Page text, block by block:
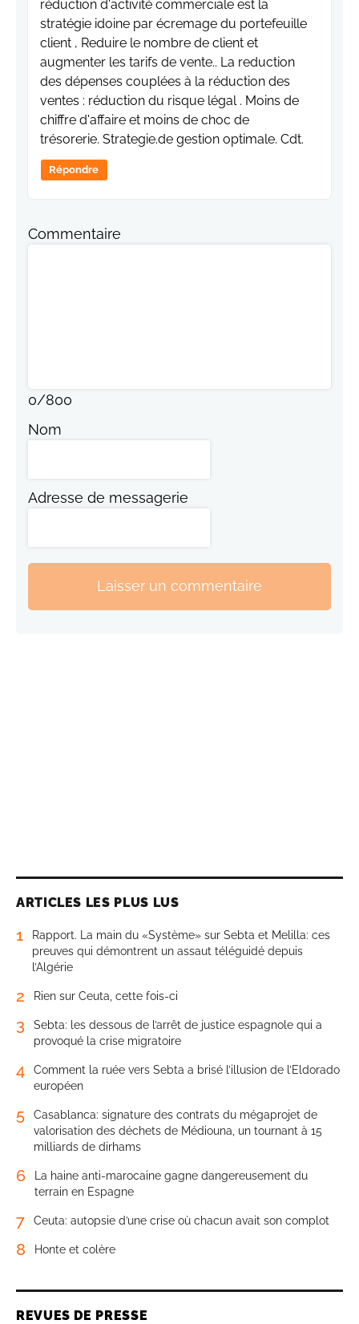
réduction d'activité commerciale est la
stratégie idoine par écremage du portefeuille
client , Reduire le nombre de client et
augmenter les tarifs de vente.. La reduction
des dépenses couplées à la réduction des
ventes : réduction du risque légal . Moins de
chiffre d'affaire et moins de choc de
trésorerie. Strategie.de gestion optimale. Cdt.
Répondre
Commentaire
0/800
Nom
Adresse de messagerie
Laisser un commentaire
ARTICLES LES PLUS LUS
1
Rapport. La main du «Système» sur Sebta et Melilla: ces
preuves qui démontrent un assaut téléguidé depuis
l’Algérie
2 Rien sur Ceuta, cette fois-ci
3
Sebta: les dessous de l’arrêt de justice espagnole qui a
provoqué la crise migratoire
4
Comment la ruée vers Sebta a brisé l’illusion de l’Eldorado
européen
5
Casablanca: signature des contrats du mégaprojet de
valorisation des déchets de Médiouna, un tournant à 15
milliards de dirhams
6
La haine anti-marocaine gagne dangereusement du
terrain en Espagne
7 Ceuta: autopsie d’une crise où chacun avait son complot
8 Honte et colère
REVUES DE PRESSE